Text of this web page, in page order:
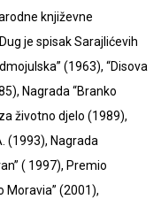
književne
je spisak Sarajlićevih
(1963), “Disova
Nagrada “Branko
životno djelo (1989),
(1993), Nagrada
( 1997), Premio
Moravia” (2001),